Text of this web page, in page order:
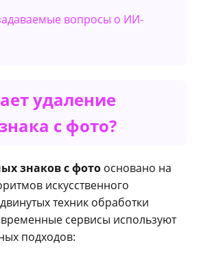
вопросы о ИИ-
удаление
c фото?
знаков c фото основано на
искусственного
техник обработки
сервисы используют
подходов: